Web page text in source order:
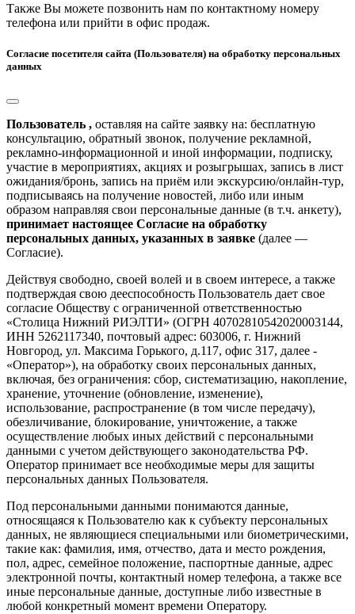
Также Вы можете позвонить нам по контактному номеру
телефона или прийти в офис продаж.
Согласие посетителя сайта (Пользователя) на обработку персональных
данных
Пользователь , оставляя на сайте заявку на: бесплатную
консультацию, обратный звонок, получение рекламной,
рекламно-информационной и иной информации, подписку,
участие в мероприятиях, акциях и розыгрышах, запись в лист
ожидания/бронь, запись на приём или экскурсию/онлайн-тур,
подписываясь на получение новостей, либо или иным
образом направляя свои персональные данные (в т.ч. анкету),
принимает настоящее Согласие на обработку
персональных данных, указанных в заявке (далее —
Согласие).
Действуя свободно, своей волей и в своем интересе, а также
подтверждая свою дееспособность Пользователь дает свое
согласие Обществу с ограниченной ответственностью
«Столица Нижний РИЭЛТИ» (ОГРН 40702810542020003144,
ИНН 5262117340, почтовый адрес: 603006, г. Нижний
Новгород, ул. Максима Горького, д.117, офис 317, далее -
«Оператор»), на обработку своих персональных данных,
включая, без ограничения: сбор, систематизацию, накопление,
хранение, уточнение (обновление, изменение),
использование, распространение (в том числе передачу),
обезличивание, блокирование, уничтожение, а также
осуществление любых иных действий с персональными
данными с учетом действующего законодательства РФ.
Оператор принимает все необходимые меры для защиты
персональных данных Пользователя.
Под персональными данными понимаются данные,
относящаяся к Пользователю как к субъекту персональных
данных, не являющиеся специальными или биометрическими,
такие как: фамилия, имя, отчество, дата и место рождения,
пол, адрес, семейное положение, паспортные данные, адрес
электронной почты, контактный номер телефона, а также все
иные персональные данные, доступные либо известные в
любой конкретный момент времени Оператору.